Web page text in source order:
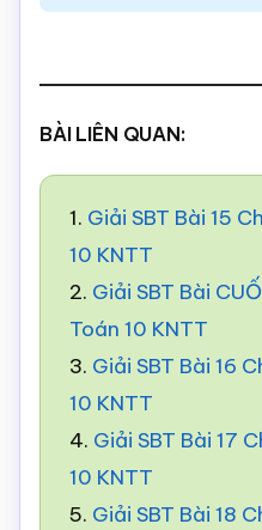
BÀI LIÊN QUAN:
1. Giải SBT Bài 15
10 KNTT
2. Giải SBT Bài
Toán 10 KNTT
3. Giải SBT Bài 16
10 KNTT
4. Giải SBT Bài 17
10 KNTT
5. Giải SBT Bài 18